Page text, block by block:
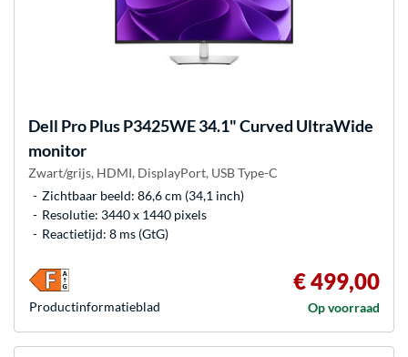
Dell Pro Plus P3425WE 34.1" Curved UltraWide
monitor
Zwart/grijs, HDMI, DisplayPort, USB Type-C
Zichtbaar beeld: 86,6 cm (34,1 inch)
Resolutie: 3440 x 1440 pixels
Reactietijd: 8 ms (GtG)
€ 499,00
Op voorraad
Product­informatieblad